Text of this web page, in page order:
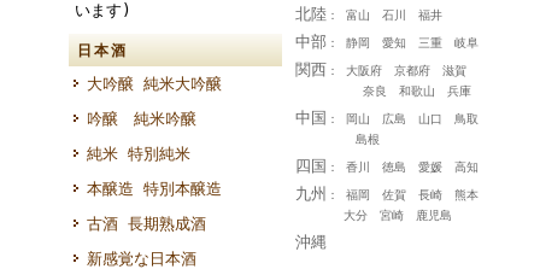
います)
日本酒
大吟醸 純米大吟醸
吟醸 純米吟醸
純米 特別純米
本醸造 特別本醸造
古酒 長期熟成酒
新感覚な日本酒
北陸： 富山 石川 福井
中部： 静岡 愛知 三重 岐阜
関西 ： 大阪府 京都府 滋賀
奈良 和歌山 兵庫
中国 ： 岡山 広島 山口 鳥取
島根
四国 ： 香川 徳島 愛媛 高知
九州 ： 福岡 佐賀 長崎 熊本
大分 宮崎 鹿児島
沖縄